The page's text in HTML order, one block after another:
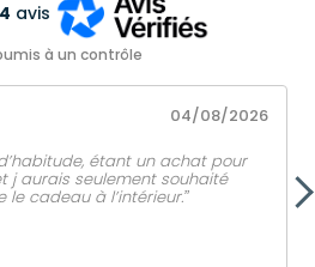
avis
à un contrôle
04/08/2026
étant un achat pour
j aurais seulement souhaité
cadeau à l’intérieur.ˮ